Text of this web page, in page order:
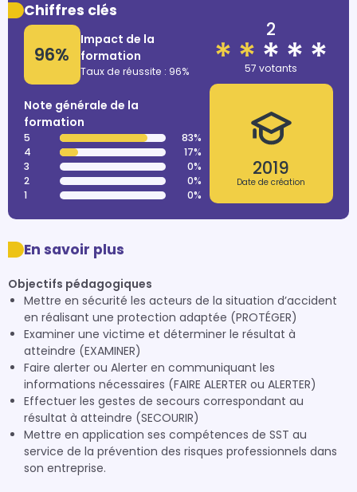
Chiffres clés
96%
Impact de la
formation
Taux de réussite : 96%
Note générale de la
formation
5
83%
4
17%
3
0%
2
0%
1
0%
2
57 votants
2019
Date de création
En savoir plus
Objectifs pédagogiques
Mettre en sécurité les acteurs de la situation d’accident
en réalisant une protection adaptée (PROTÉGER)
Examiner une victime et déterminer le résultat à
atteindre (EXAMINER)
Faire alerter ou Alerter en communiquant les
informations nécessaires (FAIRE ALERTER ou ALERTER)
Effectuer les gestes de secours correspondant au
résultat à atteindre (SECOURIR)
Mettre en application ses compétences de SST au
service de la prévention des risques professionnels dans
son entreprise.